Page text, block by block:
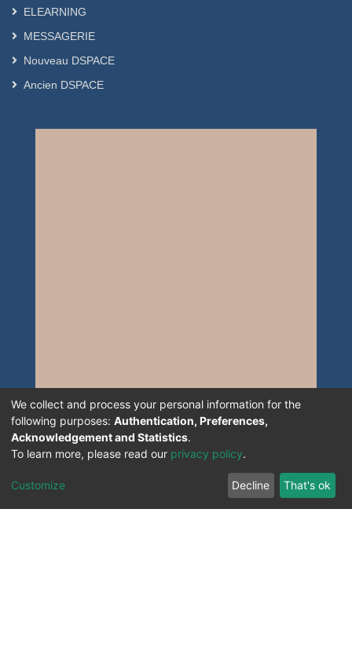
ELEARNING
MESSAGERIE
Nouveau DSPACE
Ancien DSPACE
We collect and process your personal information for the
following purposes: Authentication, Preferences,
Acknowledgement and Statistics.
To learn more, please read our privacy policy.
Customize Decline That's ok